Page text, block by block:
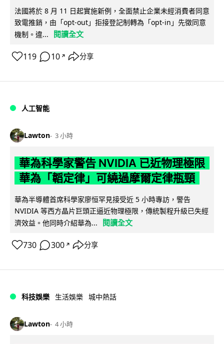
法國將於 8 月 11 日起實施新例，全面禁止企業未經消費者同意
致電推銷，由「opt-out」拒接登記制轉為「opt-in」先徵同意
機制。違...
閱讀全文
119 10 ↗ 分享
人工智能
Lawton 3 小時
華為科學家警告 NVIDIA 已近物理極限
華為「韜定律」可繞過摩爾定律瓶頸
華為半導體首席科學家廖恒罕見接受近 5 小時專訪，警告
NVIDIA 等西方晶片巨頭正逼近物理極限，傳統製程升級已失經
濟效益。他同時介紹華為...
閱讀全文
730 300 ↗ 分享
科技娛樂 生活娛樂 城中熱話
Lawton 4 小時